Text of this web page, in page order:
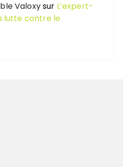
Valoxysur L’expert-
lutte contre le